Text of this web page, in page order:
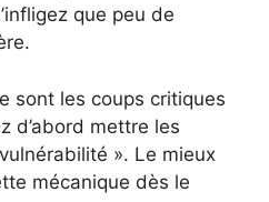
que peu de
sont les coups critiques
d’abord mettre les
». Le mieux
mécanique dès le